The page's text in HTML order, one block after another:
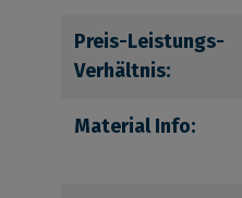
Preis-Leistungs-
Verhältnis:
Material Info: